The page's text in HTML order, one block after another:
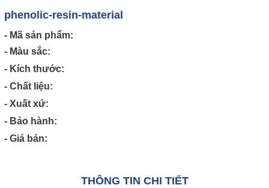
phenolic-resin-material
- Mã sản phẩm:
- Màu sắc:
- Kích thước:
- Chất liệu:
- Xuất xứ:
- Bảo hành:
- Giá bán:
THÔNG TIN CHI TIẾT